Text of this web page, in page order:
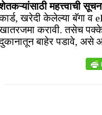
महत्त्वाची
खरेदी केलेल्या बॅगा व
करावी. तसेच
बाहेर पडावे,